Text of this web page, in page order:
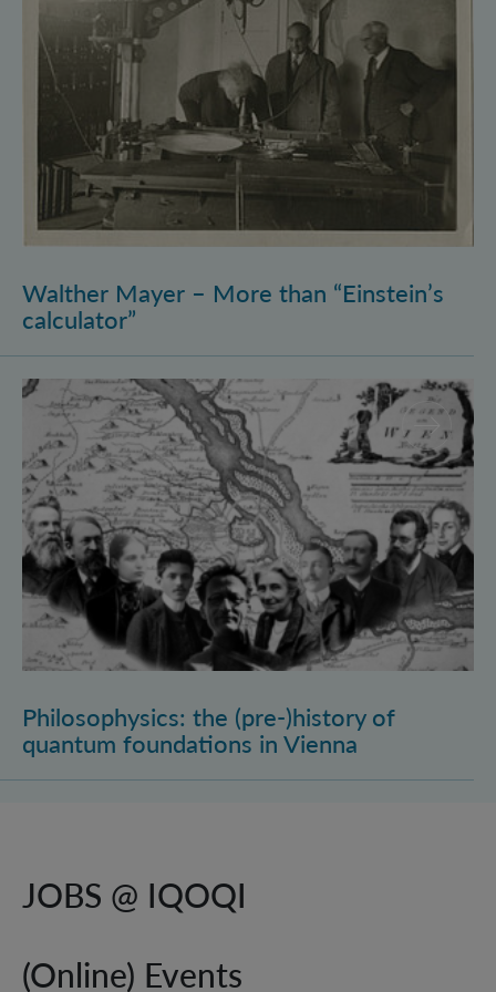
Walther Mayer – More than “Einstein’s
calculator”
Philosophysics: the (pre-)history of quantum
Philosophysics: the (pre-)history of
quantum foundations in Vienna
JOBS @ IQOQI
(Online) Events